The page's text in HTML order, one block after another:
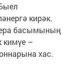
кирәк.
басымының
кимүе –
хас.